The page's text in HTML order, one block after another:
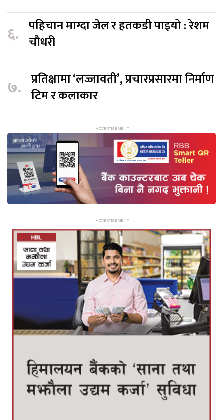
६. पहिचान माग्दा जेल र हतकडी पाइयो : रेशम
चौधरी
७. प्रतिक्षामा ‘लज्जावती’, प्रचारप्रसारमा निर्माण
टिम र कलाकार